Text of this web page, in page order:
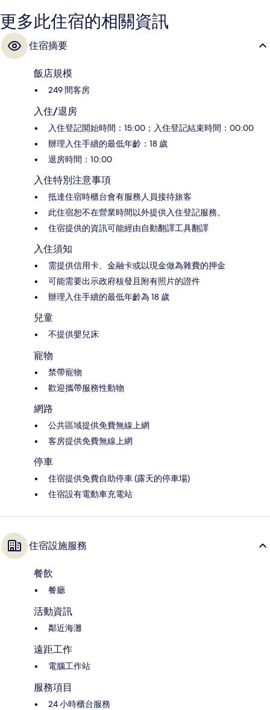
更多此住宿的相關資訊
住宿摘要
飯店規模
249 間客房
入住/退房
入住登記開始時間：15:00；入住登記結束時間：00:00
辦理入住手續的最低年齡：18 歲
退房時間：10:00
入住特別注意事項
抵達住宿時櫃台會有服務人員接待旅客
此住宿恕不在營業時間以外提供入住登記服務。
住宿提供的資訊可能經由自動翻譯工具翻譯
入住須知
需提供信用卡、金融卡或以現金做為雜費的押金
可能需要出示政府核發且附有照片的證件
辦理入住手續的最低年齡為 18 歲
兒童
不提供嬰兒床
寵物
禁帶寵物
歡迎攜帶服務性動物
網路
公共區域提供免費無線上網
客房提供免費無線上網
停車
住宿提供免費自助停車 (露天的停車場)
住宿設有電動車充電站
住宿設施服務
餐飲
餐廳
活動資訊
鄰近海灘
遠距工作
電腦工作站
服務項目
24 小時櫃台服務